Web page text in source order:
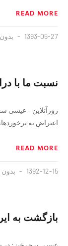
READ MORE
1393-05-27
نسبت ما با
روزآنلاین – عیسی
اعتراض به
READ MORE
1392-12-15 بدون
بازگشت به